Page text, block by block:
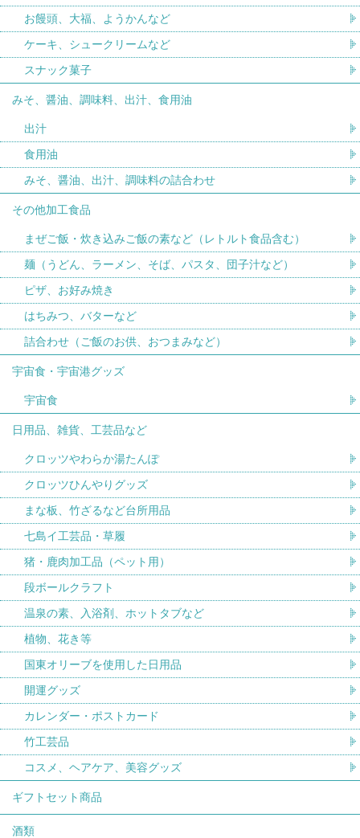
お饅頭、大福、ようかんなど
ケーキ、シュークリームなど
スナック菓子
みそ、醤油、調味料、出汁、食用油
出汁
食用油
みそ、醤油、出汁、調味料の詰合わせ
その他加工食品
まぜご飯・炊き込みご飯の素など（レトルト食品含む）
麺（うどん、ラーメン、そば、パスタ、団子汁など）
ピザ、お好み焼き
はちみつ、バターなど
詰合わせ（ご飯のお供、おつまみなど）
宇宙食・宇宙港グッズ
宇宙食
日用品、雑貨、工芸品など
クロッツやわらか湯たんぽ
クロッツひんやりグッズ
まな板、竹ざるなど台所用品
七島イ工芸品・草履
猪・鹿肉加工品（ペット用）
段ボールクラフト
温泉の素、入浴剤、ホットタブなど
植物、花き等
国東オリーブを使用した日用品
開運グッズ
カレンダー・ポストカード
竹工芸品
コスメ、ヘアケア、美容グッズ
ギフトセット商品
酒類